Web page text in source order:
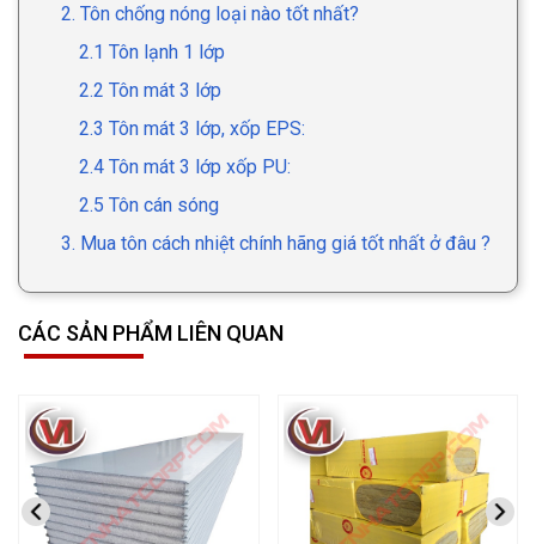
2. Tôn chống nóng loại nào tốt nhất?
2.1 Tôn lạnh 1 lớp
2.2 Tôn mát 3 lớp
2.3 Tôn mát 3 lớp, xốp EPS:
2.4 Tôn mát 3 lớp xốp PU:
2.5 Tôn cán sóng
3. Mua tôn cách nhiệt chính hãng giá tốt nhất ở đâu ?
CÁC SẢN PHẨM LIÊN QUAN